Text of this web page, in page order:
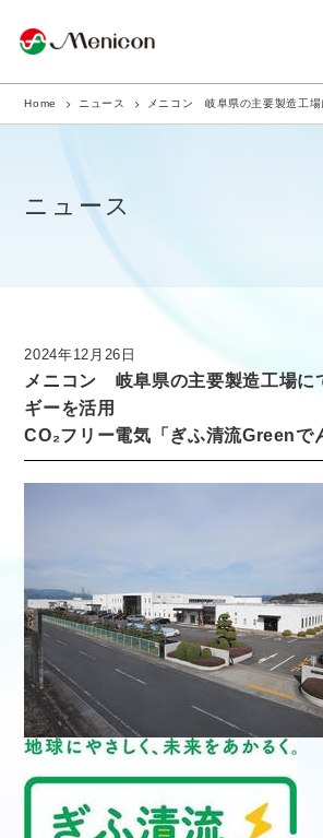
企業情報
商品サイト
ニュース
採用情報
Home ニュース メニコン 岐阜県の主要製造工
ニュース
2024年12月26日
メニコン 岐阜県の主要製造工場に
ギーを活用
CO₂フリー電気「ぎふ清流Greenで